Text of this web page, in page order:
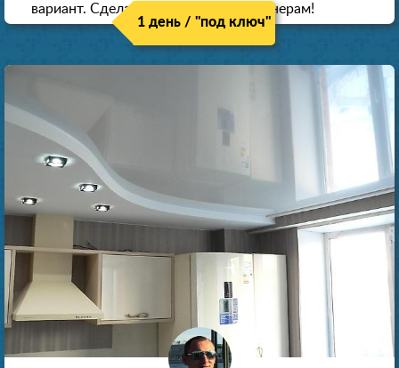
вариант. Сделали скидку как пенсионерам!
1 день / "под ключ"